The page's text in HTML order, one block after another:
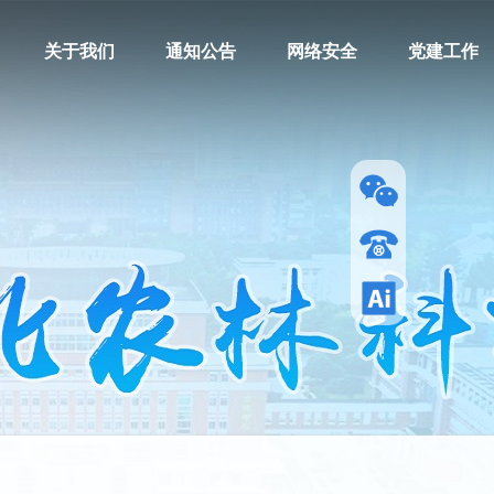
关于我们 通知公告 网络安全 党建工作